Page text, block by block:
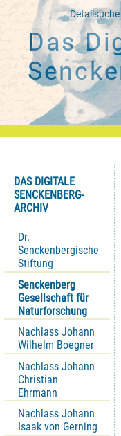
Detailsuche
Das
DAS DIGITALE
SENCKENBERG-
ARCHIV
Dr.
Senckenbergische
Stiftung
Senckenberg
Gesellschaft für
Naturforschung
Nachlass Johann
Wilhelm Boegner
Nachlass Johann
Christian
Ehrmann
Nachlass Johann
Isaak von Gerning